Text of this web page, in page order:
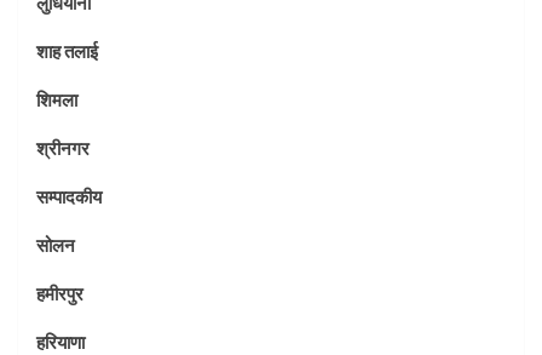
शाह तलाई
शिमला
श्रीनगर
सम्पादकीय
सोलन
हमीरपुर
हरियाणा